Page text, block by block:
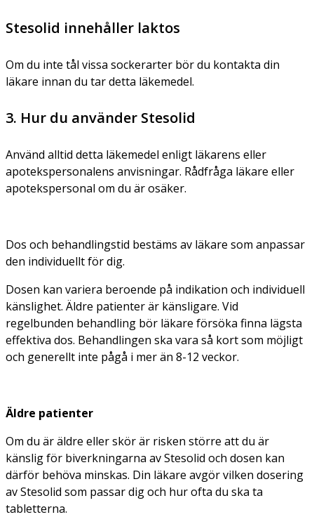
Stesolid innehåller laktos
Om du inte tål vissa sockerarter bör du kontakta din
läkare innan du tar detta läkemedel.
3. Hur du använder Stesolid
Använd alltid detta läkemedel enligt läkarens eller
apotekspersonalens anvisningar. Rådfråga läkare eller
apotekspersonal om du är osäker.
Dos och behandlingstid bestäms av läkare som anpassar
den individuellt för dig.
Dosen kan variera beroende på indikation och individuell
känslighet. Äldre patienter är känsligare. Vid
regelbunden behandling bör läkare försöka finna lägsta
effektiva dos. Behandlingen ska vara så kort som möjligt
och generellt inte pågå i mer än 8-12 veckor.
Äldre patienter
Om du är äldre eller skör är risken större att du är
känslig för biverkningarna av Stesolid och dosen kan
därför behöva minskas. Din läkare avgör vilken dosering
av Stesolid som passar dig och hur ofta du ska ta
tabletterna.